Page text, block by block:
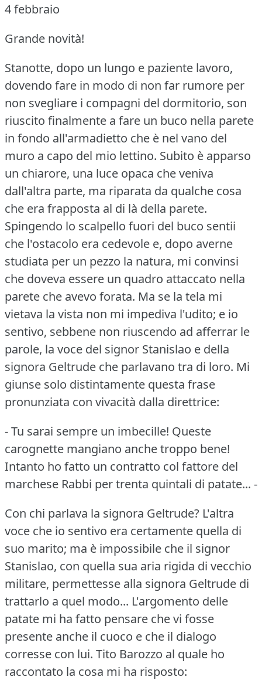
4 febbraio
Grande novità!
Stanotte, dopo un lungo e paziente lavoro,
dovendo fare in modo di non far rumore per
non svegliare i compagni del dormitorio, son
riuscito finalmente a fare un buco nella parete
in fondo all'armadietto che è nel vano del
muro a capo del mio lettino. Subito è apparso
un chiarore, una luce opaca che veniva
dall'altra parte, ma riparata da qualche cosa
che era frapposta al di là della parete.
Spingendo lo scalpello fuori del buco sentii
che l'ostacolo era cedevole e, dopo averne
studiata per un pezzo la natura, mi convinsi
che doveva essere un quadro attaccato nella
parete che avevo forata. Ma se la tela mi
vietava la vista non mi impediva l'udito; e io
sentivo, sebbene non riuscendo ad afferrar le
parole, la voce del signor Stanislao e della
signora Geltrude che parlavano tra di loro. Mi
giunse solo distintamente questa frase
pronunziata con vivacità dalla direttrice:
- Tu sarai sempre un imbecille! Queste
carognette mangiano anche troppo bene!
Intanto ho fatto un contratto col fattore del
marchese Rabbi per trenta quintali di patate... -
Con chi parlava la signora Geltrude? L'altra
voce che io sentivo era certamente quella di
suo marito; ma è impossibile che il signor
Stanislao, con quella sua aria rigida di vecchio
militare, permettesse alla signora Geltrude di
trattarlo a quel modo... L'argomento delle
patate mi ha fatto pensare che vi fosse
presente anche il cuoco e che il dialogo
corresse con lui. Tito Barozzo al quale ho
raccontato la cosa mi ha risposto: